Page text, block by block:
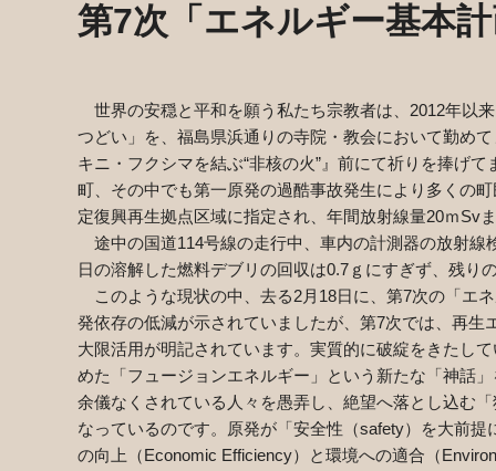
第7次「エネルギー基本
世界の安穏と平和を願う私たち宗教者は、 2012年以
つどい」を、福島県浜通りの寺院・教会において勤め
キニ・フクシマを結ぶ“非核の火” 』前にて祈りを捧げ
町、その中でも第一原発の過酷事故発生により多くの
定復興再生拠点区域に指定され、年間放射線量20ｍSv
途中の国道114号線の走行中、車内の計測器の放射線
日の溶解した燃料デブリの回収は0.7 ｇにすぎず、残り
このような現状の中、去る2月 18日に、第7次の「エ
発依存の低減が示されていましたが、第7次では、再生
大限活用が明記されています。実質的に破綻をきたし
めた「フュージョンエネルギー」という新たな「神話
余儀なくされている人々を愚弄し、絶望へ落とし込む
なっているのです。原発が「安全性（safety）を大前提
の向上（Economic Efficiency）と環境への適合（